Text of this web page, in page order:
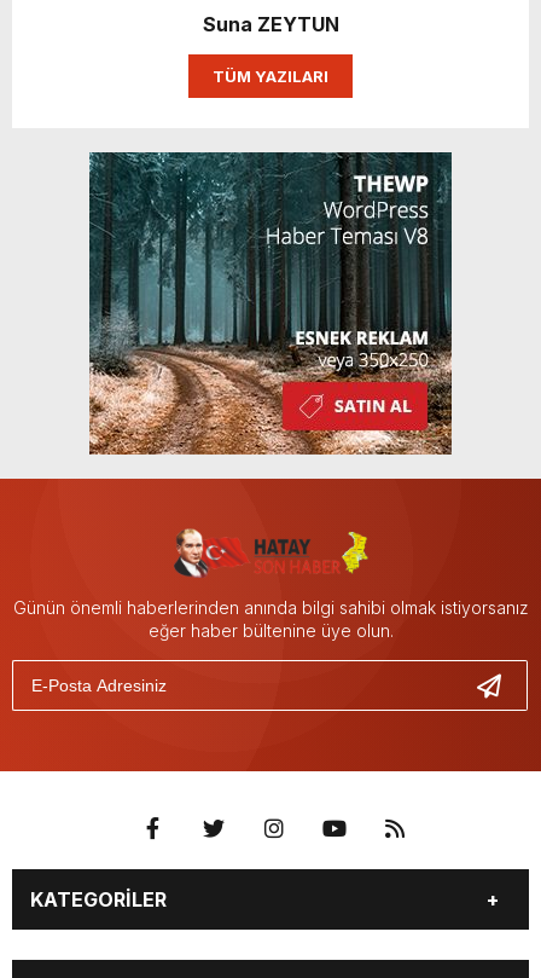
Suna ZEYTUN
TÜM YAZILARI
Günün önemli haberlerinden anında bilgi sahibi olmak istiyorsanız
eğer haber bültenine üye olun.
KATEGORİLER
GÜNDEM DÜNYA